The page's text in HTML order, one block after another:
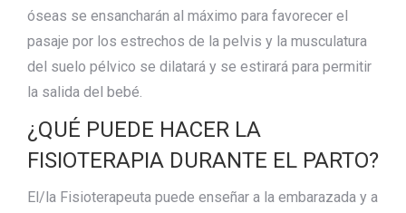
óseas se ensancharán al máximo para favorecer el
pasaje por los estrechos de la pelvis y la musculatura
del suelo pélvico se dilatará y se estirará para permitir
la salida del bebé.
¿QUÉ PUEDE HACER LA
FISIOTERAPIA DURANTE EL PARTO?
El/la Fisioterapeuta puede enseñar a la embarazada y a